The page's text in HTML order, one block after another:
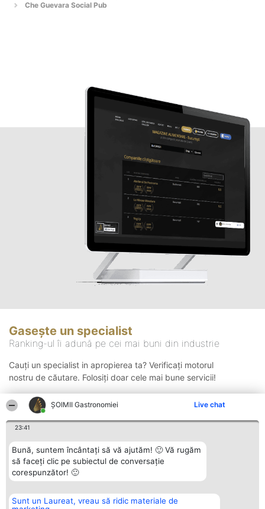
ȘOIMII Gastronomiei Live chat
23:41
Bună, suntem încântați să vă ajutăm! 🙂 Vă rugăm
să faceți clic pe subiectul de conversație
corespunzător! 🙂
Sunt un Laureat, vreau să ridic materiale de
Che Guevara Social Pub
Gasește un specialist
Ranking-ul îi adună pe cei mai buni din industrie
Cauți un specialist in apropierea ta? Verificați motorul
nostru de căutare. Folosiți doar cele mai bune servicii!
Organizator Ranking Plebiscyt Contact